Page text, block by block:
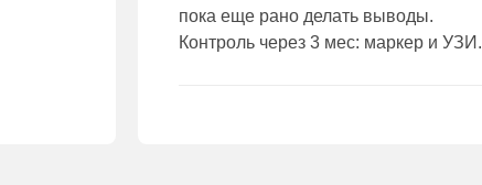
пока еще рано делать выводы.
Контроль через 3 мес: маркер и УЗИ.